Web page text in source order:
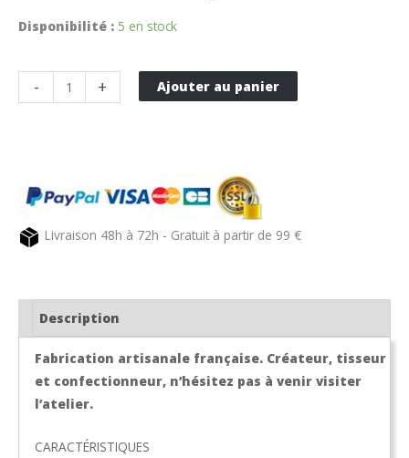
Disponibilité : 5 en stock
-
de
Jean
+ Ajouter au panier
Livraison 48h à 72h - Gratuit à partir de 99 €
Description
Fabrication artisanale française. Créateur, tisseur
et confectionneur, n’hésitez pas à venir visiter
l’atelier.
CARACTÉRISTIQUES